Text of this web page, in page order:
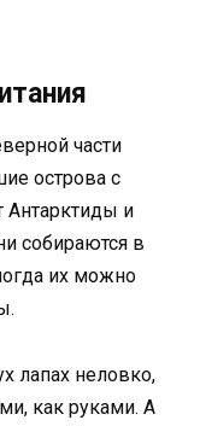
части
острова с
и
собираются в
их можно
лапах неловко,
как руками. А